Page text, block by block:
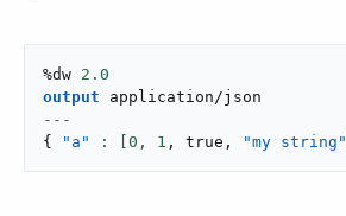
%dw 2.0
output
application/json
---
{
"a" : [ 0 , 1 , true , "my string"